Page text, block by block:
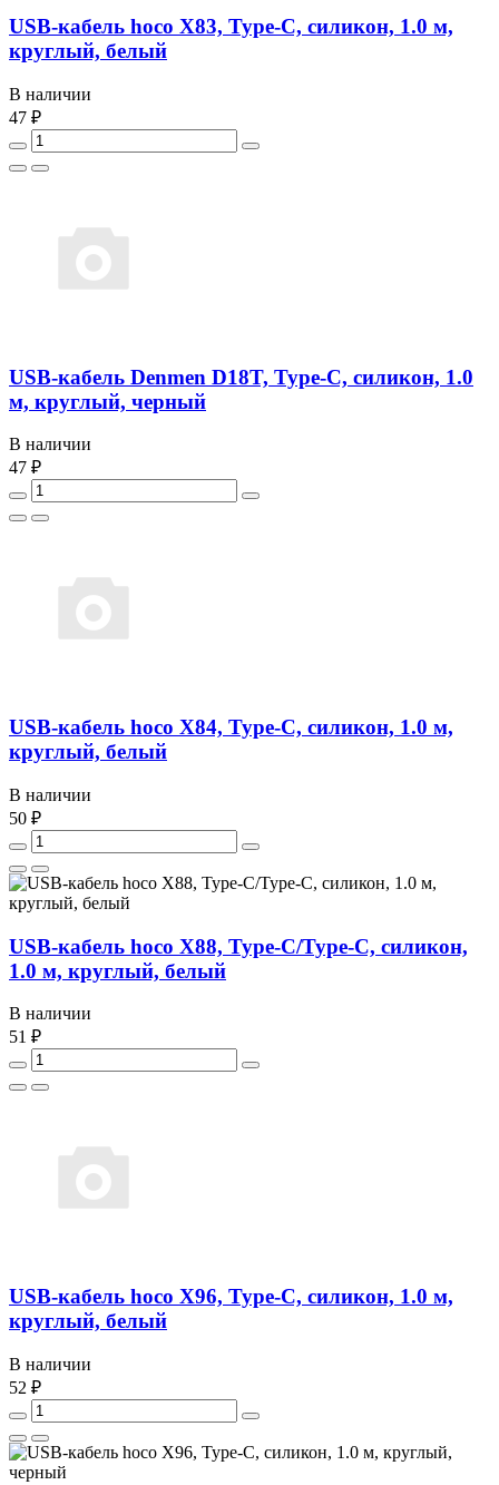
USB-кабель hoco X83, Type-C, силикон, 1.0 м,
круглый, белый
В наличии
47 ₽
USB-кабель Denmen D18T, Type-C, силикон, 1.0
м, круглый, черный
В наличии
47 ₽
USB-кабель hoco X84, Type-C, силикон, 1.0 м,
круглый, белый
В наличии
50 ₽
USB-кабель hoco X88, Type-C/Type-C, силикон,
1.0 м, круглый, белый
В наличии
51 ₽
USB-кабель hoco X96, Type-C, силикон, 1.0 м,
круглый, белый
В наличии
52 ₽